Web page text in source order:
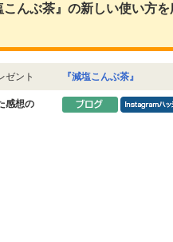
んぶ茶』の新しい使い方
ゼント 『減塩こんぶ茶』
感想の